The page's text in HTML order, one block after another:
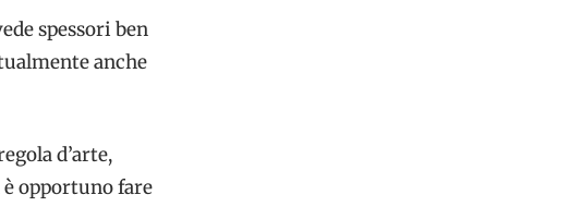
spessori ben
anche
d’arte,
opportuno fare